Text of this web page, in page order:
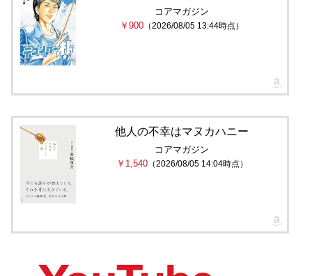
コアマガジン
￥900 （2026/08/05 13:44時点）
他人の不幸はマヌカハニー
コアマガジン
￥1,540（2026/08/05 14:04時点）